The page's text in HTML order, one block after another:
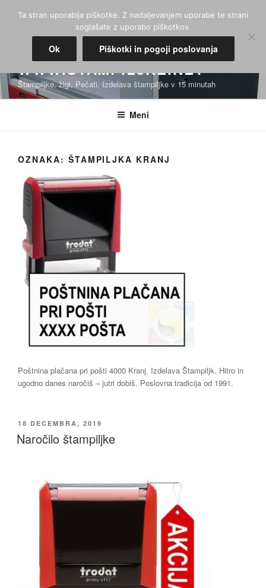
WWW.STAMPILJKE.NET
Štampiljke, žigi, Pečati. Izdelava štampiljke v 15 minutah
Meni
OZNAKA: ŠTAMPILJKA KRANJ
Poštnina plačana pri pošti 4000 Kranj. Izdelava Štampiljk. Hitro in
ugodno danes naročiš – jutri dobiš. Poslovna tradicija od 1991.
OBJAVLJENO
DNE
18 DECEMBRA, 2019
Naročilo štampiljke
Ta stran uporablja piškotke. Z nadaljevanjem uporabe te strani
soglašate z uporabo piškotkov.
Ok Piškotki in pogoji poslovanja